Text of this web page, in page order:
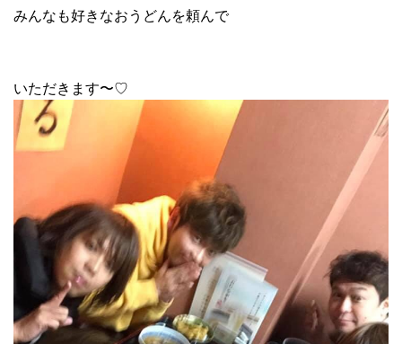
みんなも好きなおうどんを頼んで
いただきます〜♡